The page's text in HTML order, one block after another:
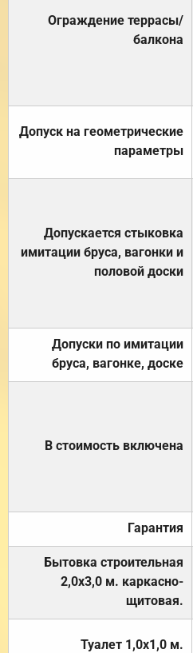
Ограждение террасы/
балкона
Допуск на геометрические
параметры
Допускается стыковка
имитации бруса, вагонки и
половой доски
Допуски по имитации
бруса, вагонке, доске
В стоимость включена
Гарантия
Бытовка строительная
2,0х3,0 м. каркасно-
щитовая.
Туалет 1,0х1,0 м.